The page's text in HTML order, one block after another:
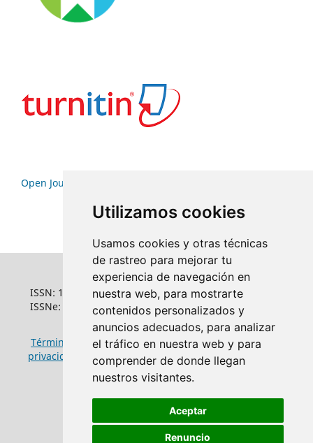
Utilizamos cookies
Usamos cookies y otras técnicas
de rastreo para mejorar tu
experiencia de navegación en
nuestra web, para mostrarte
contenidos personalizados y
anuncios adecuados, para analizar
el tráfico en nuestra web y para
comprender de donde llegan
nuestros visitantes.
Aceptar
Renuncio
Open Journal Systems
ISSN: 1022-6508
ISSNe: 1681-5653
Términos y condiciones de uso|Política de
privacidad
Política de cookies